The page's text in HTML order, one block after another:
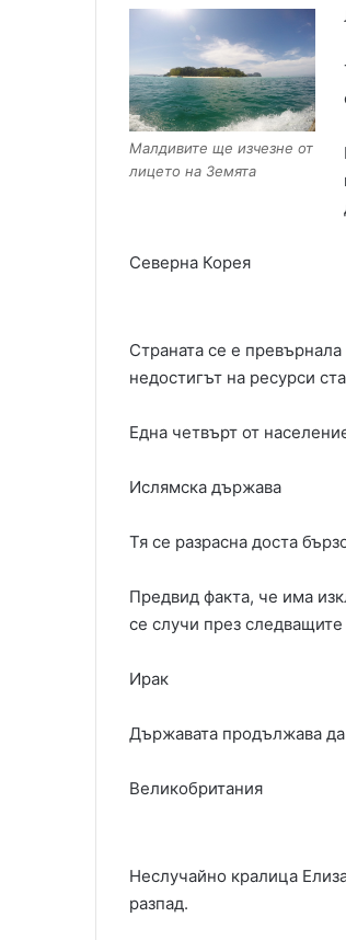
Малдивите ще изчезне от
лицето на Земята
Северна Корея
Страната се е
недостигът на ресурси
Една четвърт от
Ислямска държава
Тя се разрасна доста
Предвид факта, че има
се случи през
Ирак
Държавата продължава да
Великобритания
Неслучайно кралица
разпад.